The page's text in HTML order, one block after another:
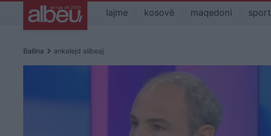
lajme kosovë maqedoni sport
Ballina keyboard_arrow_right ankelejd alibeaj